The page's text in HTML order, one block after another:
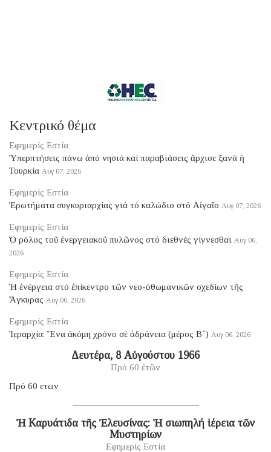
Κεντρικό θέμα
Εφημερίς Εστία
Ὑπερπτήσεις πάνω ἀπό νησιά καί παραβιάσεις ἄρχισε ξανά ἡ
Τουρκία Αυγ 07, 2026
Εφημερίς Εστία
Ἐρωτήματα συγκυριαρχίας γιά τό καλώδιο στό Αἰγαῖο Αυγ 07, 2026
Εφημερίς Εστία
Ὁ ρόλος τοῦ ἐνεργειακοῦ πυλῶνος στό διεθνές γίγνεσθαι Αυγ 06,
2026
Εφημερίς Εστία
Ἡ ἐνέργεια στό ἐπίκεντρο τῶν νεο-ὀθωμανικῶν σχεδίων τῆς
Ἄγκυρας Αυγ 06, 2026
Εφημερίς Εστία
Ἱεραρχία: Ἕνα ἀκόμη χρόνο σέ ἀδράνεια (μέρος B΄) Αυγ 06, 2026
Δευτέρα, 8 Αὐγούστου 1966
Πρό 60 ἐτῶν
Πρό 60 ετων
Ἡ Καρυάτιδα τῆς Ἐλευσίνας: Ἡ σιωπηλή ἱέρεια τῶν
Μυστηρίων
Εφημερίς Εστία